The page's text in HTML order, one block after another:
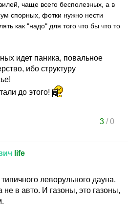
чаще всего бесполезных, а в
спорных, фотки нужно нести
как "надо" для того что бы что то
идет паника, повальное
ибо структуру
до этого!
3/0
life
леворульного дауна.
не в авто. И газоны, это газоны,